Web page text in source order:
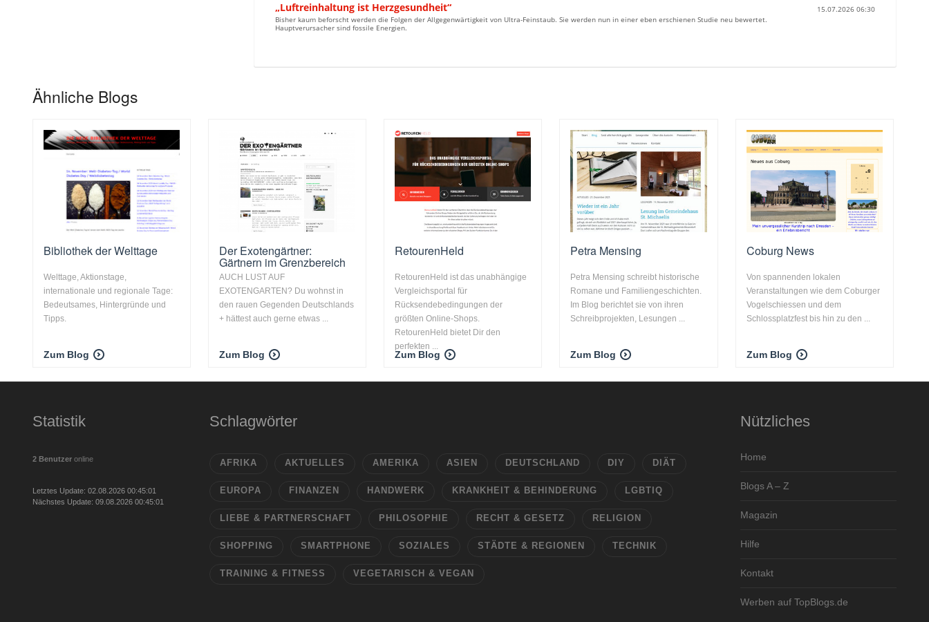
„Luftreinhaltung ist Herzgesundheit“
15.07.2026 06:30
Bisher kaum beforscht werden die Folgen der Allgegenwärtigkeit von Ultra-Feinstaub. Sie werden nun in einer eben erschienen Studie neu bewertet.
Hauptverursacher sind fossile Energien.
Ähnliche Blogs
Bibliothek der Welttage
Welttage, Aktionstage,
internationale und regionale Tage:
Bedeutsames, Hintergründe und
Tipps.
Zum Blog
Der Exotengärtner:
Gärtnern im Grenzbereich
AUCH LUST AUF
EXOTENGARTEN? Du wohnst in
den rauen Gegenden Deutschlands
+ hättest auch gerne etwas ...
Zum Blog
RetourenHeld
RetourenHeld ist das unabhängige
Vergleichsportal für
Rücksendebedingungen der
größten Online-Shops.
RetourenHeld bietet Dir den
perfekten ...
Zum Blog
Petra Mensing
Petra Mensing schreibt historische
Romane und Familiengeschichten.
Im Blog berichtet sie von ihren
Schreibprojekten, Lesungen ...
Zum Blog
Coburg News
Von spannenden lokalen
Veranstaltungen wie dem Coburger
Vogelschiessen und dem
Schlossplatzfest bis hin zu den ...
Zum Blog
Statistik
2 Benutzer online
Letztes Update: 02.08.2026 00:45:01
Nächstes Update: 09.08.2026 00:45:01
Schlagwörter
AFRIKA AKTUELLES AMERIKA ASIEN DEUTSCHLAND DIY DIÄT
EUROPA FINANZEN HANDWERK KRANKHEIT & BEHINDERUNG LGBTIQ
LIEBE & PARTNERSCHAFT PHILOSOPHIE RECHT & GESETZ RELIGION
SHOPPING SMARTPHONE SOZIALES STÄDTE & REGIONEN TECHNIK
TRAINING & FITNESS VEGETARISCH & VEGAN
Nützliches
Home
Blogs A – Z
Magazin
Hilfe
Kontakt
Werben auf TopBlogs.de